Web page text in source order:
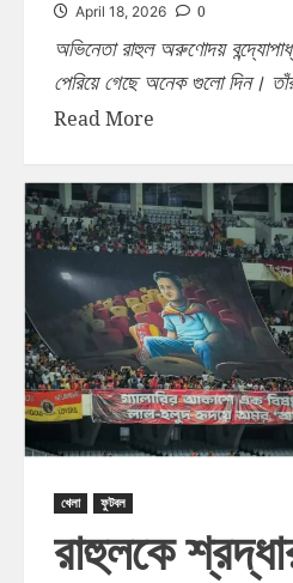
April 18, 2026 0
অভিনেতা রাহুল অরুণোদয়
পেরিয়ে গেছে অনেক গুলো দিন।
Read More
খেলা ফুটবল
রাহুলকে